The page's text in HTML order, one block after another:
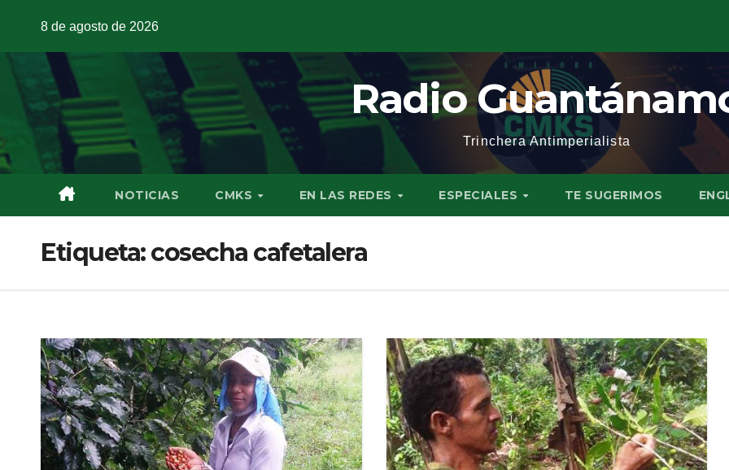
8 de agosto de 2026
Radio
Trinchera Antimperialista
NOTICIAS CMKS EN LAS REDES ESPECIALES TE SUGERIMOS
Etiqueta:cosecha cafetalera